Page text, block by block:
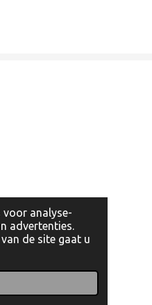
voor analyse-
advertenties.
de site gaat u